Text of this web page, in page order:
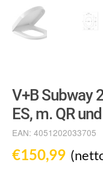
V+B Subway
ES, m. QR
EAN: 4051202033705
€150,99